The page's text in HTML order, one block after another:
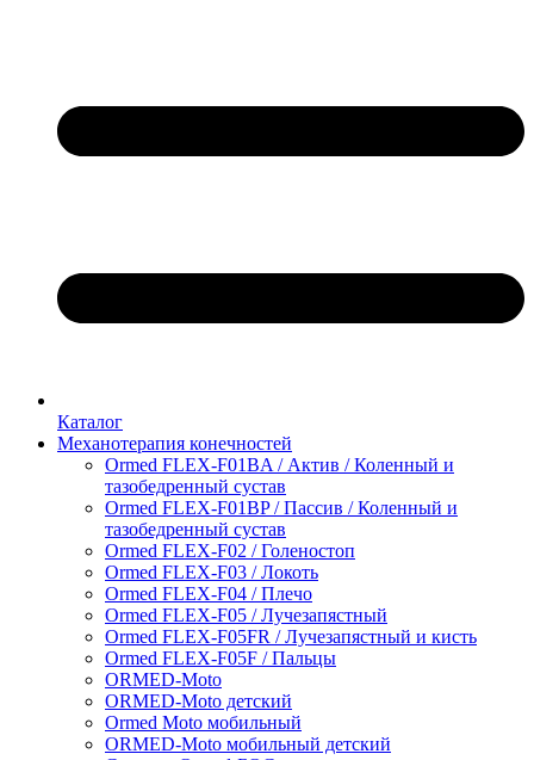
Каталог
Механотерапия конечностей
Ormed FLEX-F01BA / Актив / Коленный и
тазобедренный сустав
Ormed FLEX-F01BP / Пассив / Коленный и
тазобедренный сустав
Ormed FLEX-F02 / Голеностоп
Ormed FLEX-F03 / Локоть
Ormed FLEX-F04 / Плечо
Ormed FLEX-F05 / Лучезапястный
Ormed FLEX-F05FR / Лучезапястный и кисть
Ormed FLEX-F05F / Пальцы
ORMED-Moto
ORMED-Moto детский
Ormed Moto мобильный
ORMED-Moto мобильный детский